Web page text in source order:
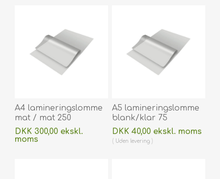
A4 lamineringslomme
mat / mat 250
micron/my 216 x 303
mm til varmlaminering
DKK 300,00 ekskl.
moms
A5 lamineringslomme
blank/klar 75
micron/my 154 x 216
mm til varmlaminering
DKK 40,00 ekskl. moms
Uden levering